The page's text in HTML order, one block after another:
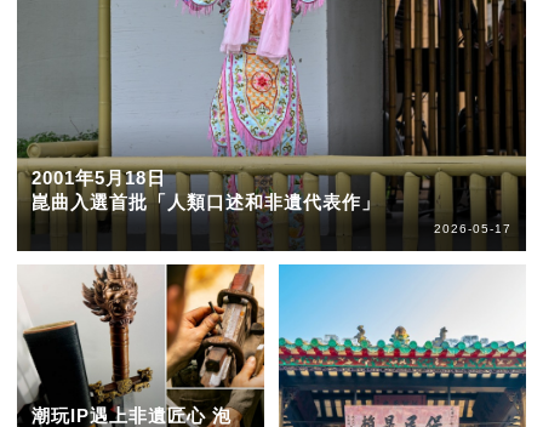
2001年5月18日
崑曲入選首批「人類口述和非遺代表作」
2026-05-17
潮玩IP遇上非遺匠心 泡